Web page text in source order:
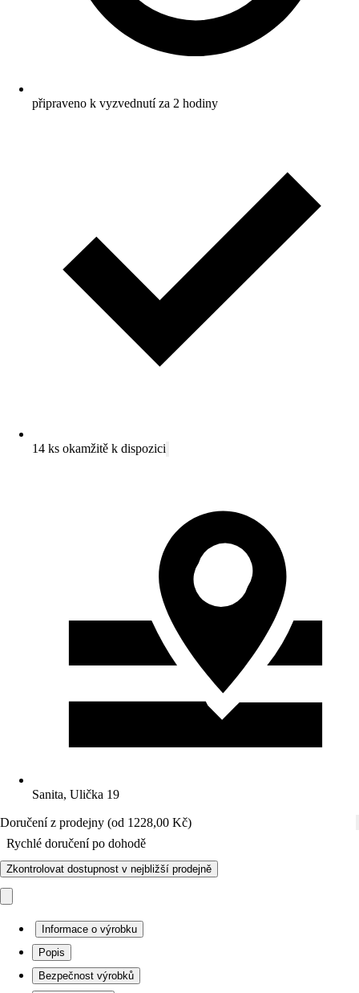
připraveno k vyzvednutí za 2 hodiny
14 ks okamžitě k dispozici
Sanita, Ulička 19
Doručení z prodejny (od 1228,00 Kč)
Rychlé doručení po dohodě
Zkontrolovat dostupnost v nejbližší prodejně
Informace o výrobku
Popis
Bezpečnost výrobků